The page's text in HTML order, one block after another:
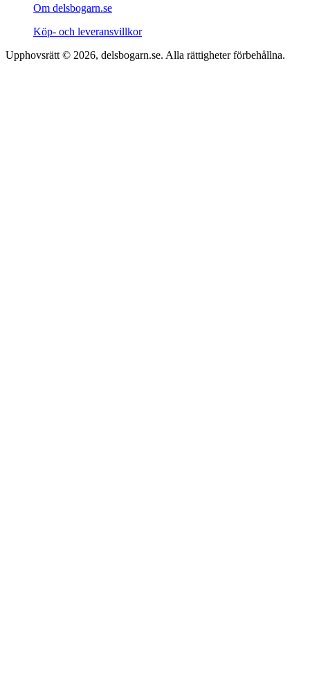
Om delsbogarn.se
Köp- och leveransvillkor
Upphovsrätt © 2026, delsbogarn.se. Alla rättigheter förbehållna.